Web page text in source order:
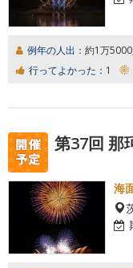
例年の人出： 約1万5000
行ってよかった： 1
第37回 那
海